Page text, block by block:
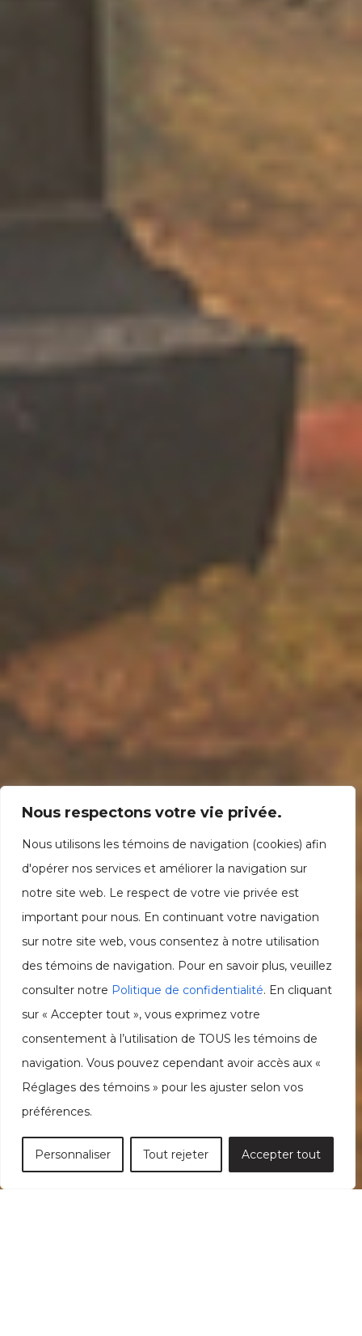
Nous respectons votre vie privée.
Nous utilisons les témoins de navigation (cookies) afin
d'opérer nos services et améliorer la navigation sur
notre site web. Le respect de votre vie privée est
important pour nous. En continuant votre navigation
sur notre site web, vous consentez à notre utilisation
des témoins de navigation. Pour en savoir plus, veuillez
consulter notre Politique de confidentialité. En cliquant
sur « Accepter tout », vous exprimez votre
consentement à l’utilisation de TOUS les témoins de
navigation. Vous pouvez cependant avoir accès aux «
Réglages des témoins » pour les ajuster selon vos
préférences.
Personnaliser Tout rejeter Accepter tout